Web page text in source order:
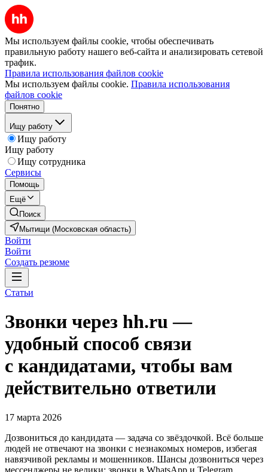
Мы используем файлы cookie, чтобы обеспечивать
правильную работу нашего веб-сайта и анализировать сетевой
трафик.
Правила использования файлов cookie
Мы используем файлы cookie. Правила использования
файлов cookie
Понятно
Ищу работу
Ищу работу
Ищу работу
Ищу сотрудника
Сервисы
Помощь
Ещё
Поиск
Мытищи (Московская область)
Войти
Войти
Создать резюме
Статьи
Звонки через hh.ru —
удобный способ связи
с кандидатами, чтобы вам
действительно ответили
17 марта 2026
Дозвониться до кандидата — задача со звёздочкой. Всё больше
людей не отвечают на звонки с незнакомых номеров, избегая
навязчивой рекламы и мошенников. Шансы дозвониться через
мессенджеры не велики: звонки в WhatsApp и Telegram